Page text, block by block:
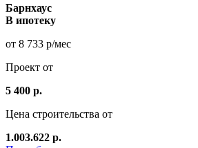
Барнхаус
В ипотеку
от 8 733 р/мес
Проект от
5 400 р.
Цена строительства от
1.003.622 р.